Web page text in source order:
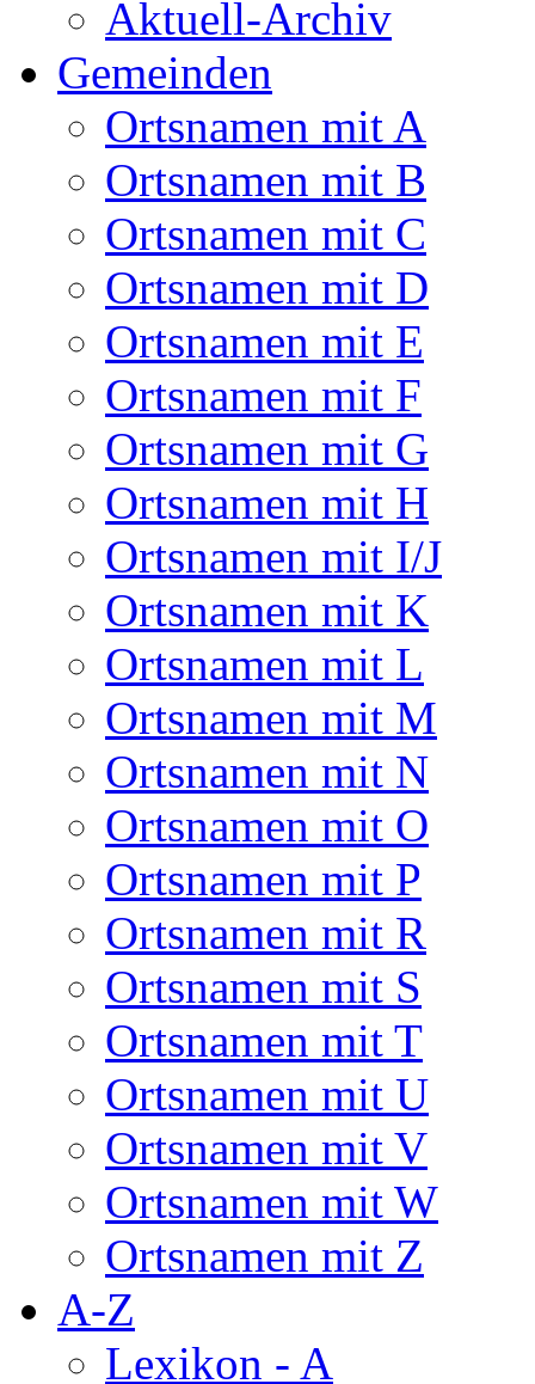
Aktuell-Archiv
Gemeinden
Ortsnamen mit A
Ortsnamen mit B
Ortsnamen mit C
Ortsnamen mit D
Ortsnamen mit E
Ortsnamen mit F
Ortsnamen mit G
Ortsnamen mit H
Ortsnamen mit I/J
Ortsnamen mit K
Ortsnamen mit L
Ortsnamen mit M
Ortsnamen mit N
Ortsnamen mit O
Ortsnamen mit P
Ortsnamen mit R
Ortsnamen mit S
Ortsnamen mit T
Ortsnamen mit U
Ortsnamen mit V
Ortsnamen mit W
Ortsnamen mit Z
A-Z
Lexikon - A